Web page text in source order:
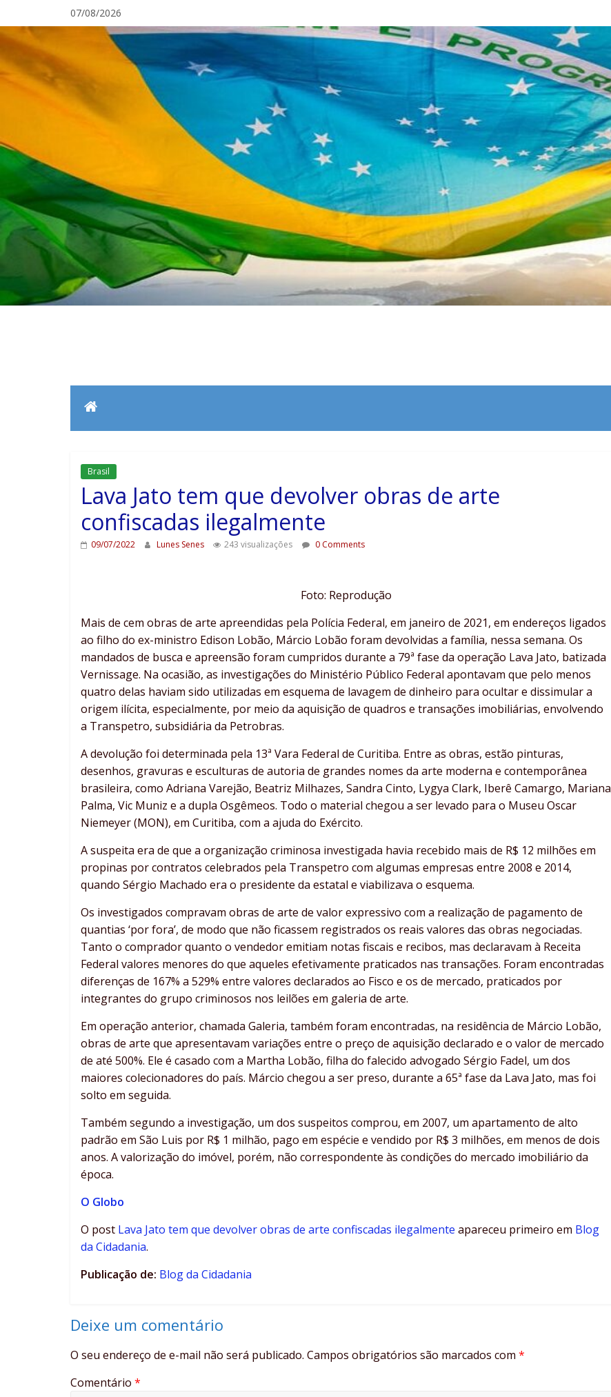
para
conteúdo
07/08/2026
Brasil
Lava Jato tem que devolver obras de arte
confiscadas ilegalmente
09/07/2022 Lunes Senes 243 visualizações 0 Comments
Foto: Reprodução
Mais de cem obras de arte apreendidas pela Polícia Federal, em janeiro de 2021, em endereços ligados
ao filho do ex-ministro Edison Lobão, Márcio Lobão foram devolvidas a família, nessa semana. Os
mandados de busca e apreensão foram cumpridos durante a 79ª fase da operação Lava Jato, batizada
Vernissage. Na ocasião, as investigações do Ministério Público Federal apontavam que pelo menos
quatro delas haviam sido utilizadas em esquema de lavagem de dinheiro para ocultar e dissimular a
origem ilícita, especialmente, por meio da aquisição de quadros e transações imobiliárias, envolvendo
a Transpetro, subsidiária da Petrobras.
A devolução foi determinada pela 13ª Vara Federal de Curitiba. Entre as obras, estão pinturas,
desenhos, gravuras e esculturas de autoria de grandes nomes da arte moderna e contemporânea
brasileira, como Adriana Varejão, Beatriz Milhazes, Sandra Cinto, Lygya Clark, Iberê Camargo, Mariana
Palma, Vic Muniz e a dupla Osgêmeos. Todo o material chegou a ser levado para o Museu Oscar
Niemeyer (MON), em Curitiba, com a ajuda do Exército.
A suspeita era de que a organização criminosa investigada havia recebido mais de R$ 12 milhões em
propinas por contratos celebrados pela Transpetro com algumas empresas entre 2008 e 2014,
quando Sérgio Machado era o presidente da estatal e viabilizava o esquema.
Os investigados compravam obras de arte de valor expressivo com a realização de pagamento de
quantias ‘por fora’, de modo que não ficassem registrados os reais valores das obras negociadas.
Tanto o comprador quanto o vendedor emitiam notas fiscais e recibos, mas declaravam à Receita
Federal valores menores do que aqueles efetivamente praticados nas transações. Foram encontradas
diferenças de 167% a 529% entre valores declarados ao Fisco e os de mercado, praticados por
integrantes do grupo criminosos nos leilões em galeria de arte.
Em operação anterior, chamada Galeria, também foram encontradas, na residência de Márcio Lobão,
obras de arte que apresentavam variações entre o preço de aquisição declarado e o valor de mercado
de até 500%. Ele é casado com a Martha Lobão, filha do falecido advogado Sérgio Fadel, um dos
maiores colecionadores do país. Márcio chegou a ser preso, durante a 65ª fase da Lava Jato, mas foi
solto em seguida.
Também segundo a investigação, um dos suspeitos comprou, em 2007, um apartamento de alto
padrão em São Luis por R$ 1 milhão, pago em espécie e vendido por R$ 3 milhões, em menos de dois
anos. A valorização do imóvel, porém, não correspondente às condições do mercado imobiliário da
época.
O Globo
O post Lava Jato tem que devolver obras de arte confiscadas ilegalmente apareceu primeiro em Blog
da Cidadania.
Publicação de: Blog da Cidadania
Deixe um comentário
O seu endereço de e-mail não será publicado. Campos obrigatórios são marcados com *
Comentário *